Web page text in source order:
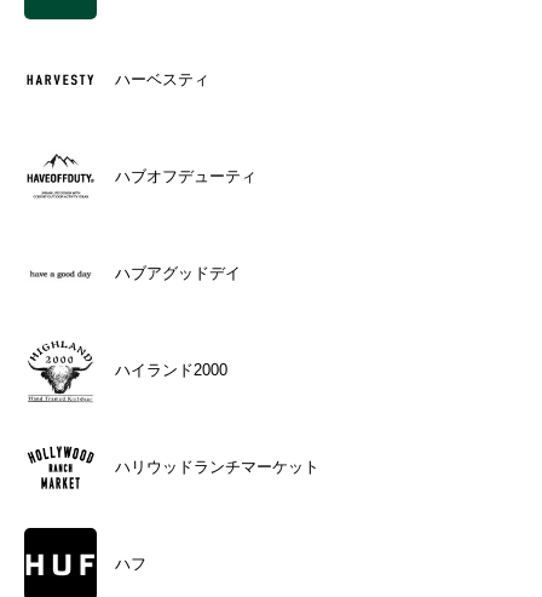
ハーベスティ
ハブオフデューティ
ハブアグッドデイ
ハイランド2000
ハリウッドランチマーケット
ハフ